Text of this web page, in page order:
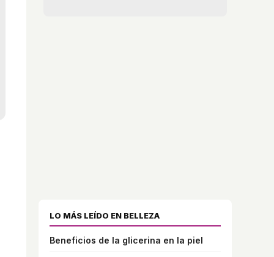
LO MÁS LEÍDO EN BELLEZA
Beneficios de la glicerina en la piel